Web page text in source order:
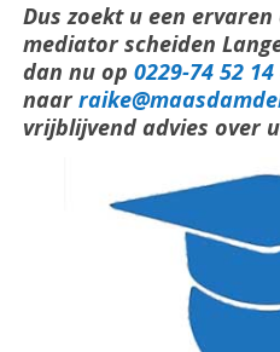
Dus zoekt u een
mediator scheiden
dan nu op 0229-74 52 14
naar
vrijblijvend advies over